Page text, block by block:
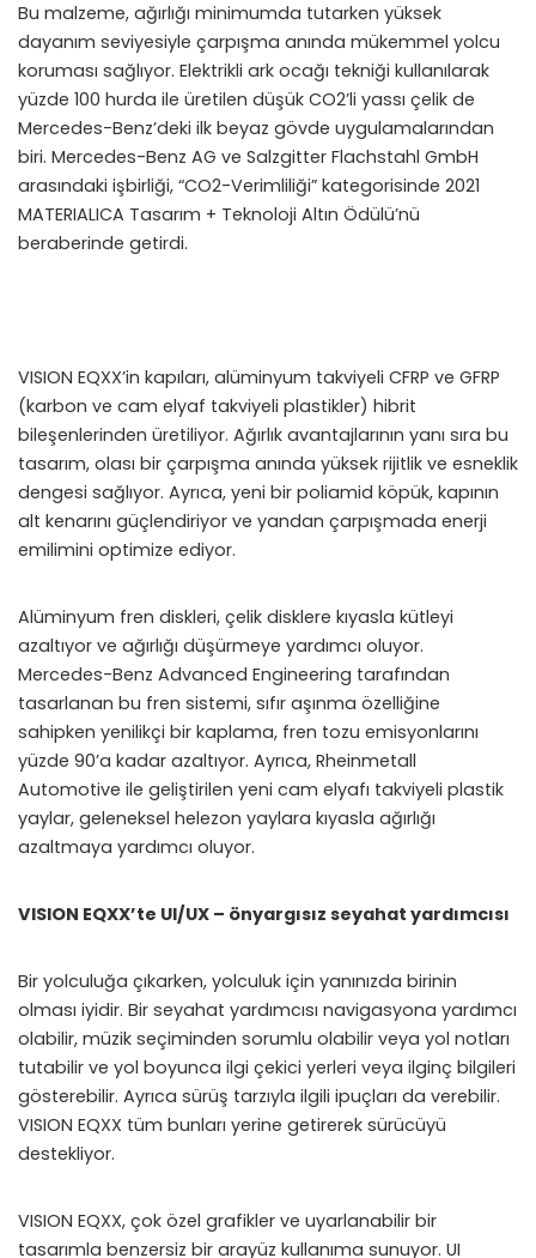
Bu malzeme, ağırlığı minimumda tutarken yüksek
dayanım seviyesiyle çarpışma anında mükemmel yolcu
koruması sağlıyor. Elektrikli ark ocağı tekniği kullanılarak
yüzde 100 hurda ile üretilen düşük CO2’li yassı çelik de
Mercedes-Benz’deki ilk beyaz gövde uygulamalarından
biri. Mercedes-Benz AG ve Salzgitter Flachstahl GmbH
arasındaki işbirliği, “CO2-Verimliliği” kategorisinde 2021
MATERIALICA Tasarım + Teknoloji Altın Ödülü’nü
beraberinde getirdi.
VISION EQXX’in kapıları, alüminyum takviyeli CFRP ve GFRP
(karbon ve cam elyaf takviyeli plastikler) hibrit
bileşenlerinden üretiliyor. Ağırlık avantajlarının yanı sıra bu
tasarım, olası bir çarpışma anında yüksek rijitlik ve esneklik
dengesi sağlıyor. Ayrıca, yeni bir poliamid köpük, kapının
alt kenarını güçlendiriyor ve yandan çarpışmada enerji
emilimini optimize ediyor.
Alüminyum fren diskleri, çelik disklere kıyasla kütleyi
azaltıyor ve ağırlığı düşürmeye yardımcı oluyor.
Mercedes-Benz Advanced Engineering tarafından
tasarlanan bu fren sistemi, sıfır aşınma özelliğine
sahipken yenilikçi bir kaplama, fren tozu emisyonlarını
yüzde 90’a kadar azaltıyor. Ayrıca, Rheinmetall
Automotive ile geliştirilen yeni cam elyafı takviyeli plastik
yaylar, geleneksel helezon yaylara kıyasla ağırlığı
azaltmaya yardımcı oluyor.
VISION EQXX’te UI/UX – önyargısız seyahat yardımcısı
Bir yolculuğa çıkarken, yolculuk için yanınızda birinin
olması iyidir. Bir seyahat yardımcısı navigasyona yardımcı
olabilir, müzik seçiminden sorumlu olabilir veya yol notları
tutabilir ve yol boyunca ilgi çekici yerleri veya ilginç bilgileri
gösterebilir. Ayrıca sürüş tarzıyla ilgili ipuçları da verebilir.
VISION EQXX tüm bunları yerine getirerek sürücüyü
destekliyor.
VISION EQXX, çok özel grafikler ve uyarlanabilir bir
tasarımla benzersiz bir arayüz kullanıma sunuyor. UI